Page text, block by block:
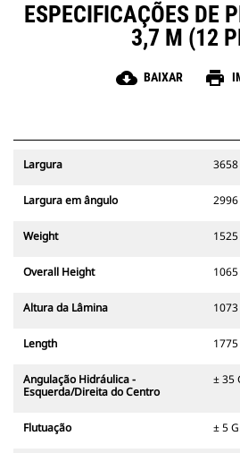
ESPECIFICAÇÕES DE
3,7 M (12
cloud_download BAIXAR print
Largura
Largura em ângulo
Weight
Overall Height
Altura da Lâmina
Length
Angulação Hidráulica -
Esquerda/Direita do Centro
± 35
Flutuação ± 5